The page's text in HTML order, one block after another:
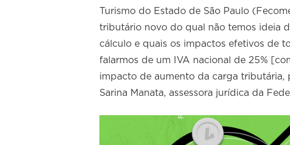
Turismo do Estado de São Paulo
tributário novo do qual não temos ideia
cálculo e quais os impactos efetivos de
falarmos de um IVA nacional de 25%
impacto de aumento da carga tributária,
Sarina Manata, assessora jurídica da